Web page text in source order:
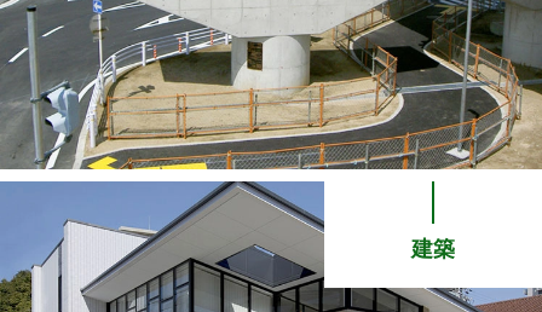
建築